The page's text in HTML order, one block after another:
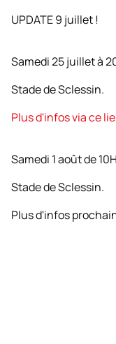
UPDATE9 juillet !
Samedi 25 juillet à
Stade de Sclessin.
Plus d'infos via ce
Samedi 1 août de
Stade de Sclessin.
Plus d'infos